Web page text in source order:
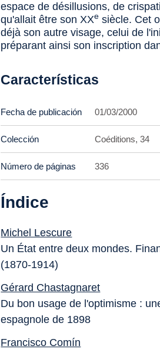
espace de désillusions, de
qu'allait être son XXe siècle. Cet
déjà son autre visage, celui de
préparant ainsi son inscription
Características
Fecha de publicación 01/03/2000
Colección Coéditions, 34
Número de páginas 336
Índice
Michel Lescure
Un État entre deux mondes.
(1870-1914)
Gérard Chastagnaret
Du bon usage de l'optimisme :
espagnole de 1898
Francisco Comín